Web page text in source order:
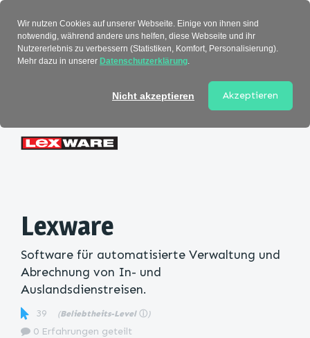
Lexware
Software für automatisierte Verwaltung und
Abrechnung von In- und
Auslandsdienstreisen.
39 (Beliebtheits-Level ⓘ )
0 Erfahrungen geteilt
Wir nutzen Cookies auf unserer Webseite. Einige von ihnen sind
notwendig, während andere uns helfen, diese Webseite und ihr
Nutzererlebnis zu verbessern (Statistiken, Komfort, Personalisierung).
Mehr dazu in unserer Datenschutzerklärung.
Nicht akzeptieren Akzeptieren